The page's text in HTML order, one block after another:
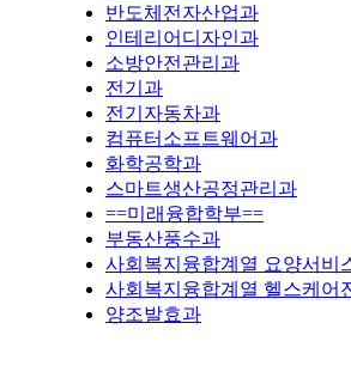
반도체전자산업과
인테리어디자인과
소방안전관리과
전기과
전기자동차과
컴퓨터소프트웨어과
화학공학과
스마트생산공정관리과
==미래융합학부==
부동산풍수과
사회복지융합계열 요양서비
사회복지융합계열 헬스케어
양조발효과